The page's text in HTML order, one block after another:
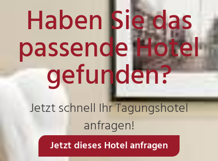
Haben Sie das
passende Hotel
gefunden?
Jetzt schnell Ihr Tagungshotel
anfragen!
Jetzt dieses Hotel anfragen